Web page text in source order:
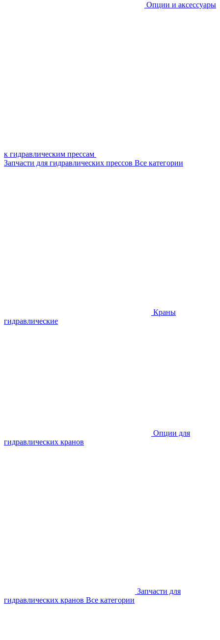
Опции и аксессуары
к гидравлическим прессам
Запчасти для гидравлических прессов Все категории
Краны
гидравлические
Опции для
гидравлических кранов
Запчасти для
гидравлических кранов Все категории